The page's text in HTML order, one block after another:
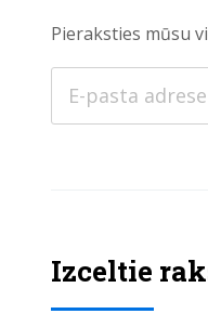
Pieraksties mūsu
Izceltie